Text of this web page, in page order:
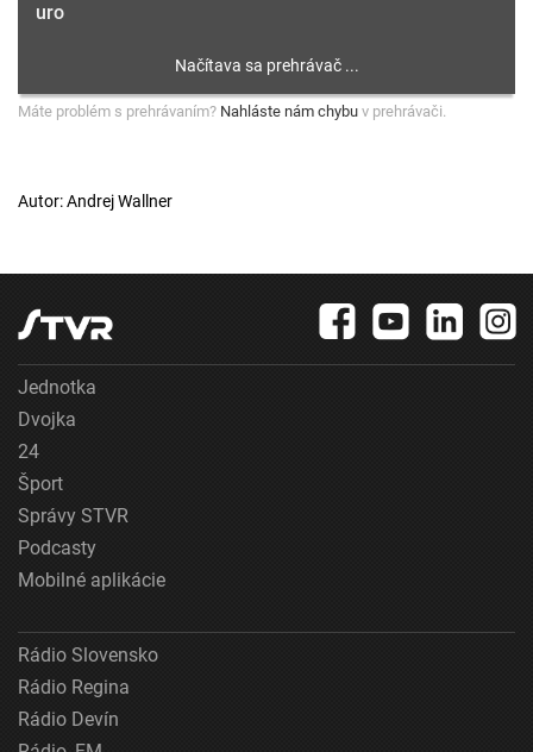
uro
Máte problém s prehrávaním? Nahláste nám chybu v prehrávači.
Autor: Andrej Wallner
Jednotka
Dvojka
24
Šport
Správy STVR
Podcasty
Mobilné aplikácie
Rádio Slovensko
Rádio Regina
Rádio Devín